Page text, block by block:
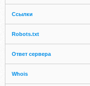
Ссылки
Robots.txt
Ответ сервера
Whois